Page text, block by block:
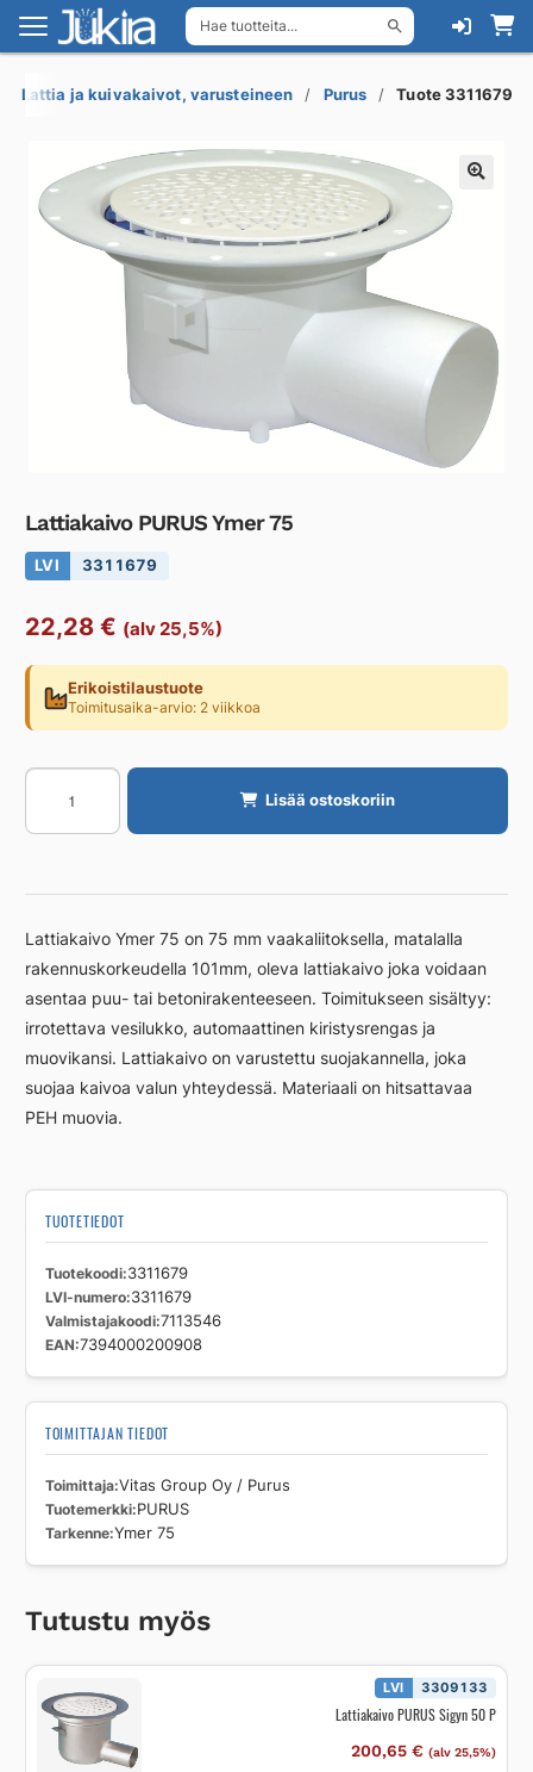
Hae tuotteita...
Siirry
navigointiin
Siirry
sisältöön
Lattia ja kuivakaivot, varusteineen Purus Tuote 3311679
Lattiakaivo PURUS Ymer 75
LVI 3311679
22,28 € (alv 25,5%)
Erikoistilaustuote
Toimitusaika-arvio: 2 viikkoa
Lattiakaivo
PURUS
Ymer
määrä
Lisää ostoskoriin
Lattiakaivo Ymer 75 on 75 mm vaakaliitoksella, matalalla
rakennuskorkeudella 101mm, oleva lattiakaivo joka voidaan
asentaa puu- tai betonirakenteeseen. Toimitukseen sisältyy:
irrotettava vesilukko, automaattinen kiristysrengas ja
muovikansi. Lattiakaivo on varustettu suojakannella, joka
suojaa kaivoa valun yhteydessä. Materiaali on hitsattavaa
PEH muovia.
TUOTETIEDOT
Tuotekoodi 3311679
LVI-numero 3311679
Valmistajakoodi 7113546
EAN 7394000200908
TOIMITTAJAN TIEDOT
Toimittaja Vitas Group Oy / Purus
Tuotemerkki PURUS
Tarkenne Ymer 75
Tutustu myös
LVI 3309133
Lattiakaivo PURUS Sigyn 50 P
200,65 € (alv 25,5%)